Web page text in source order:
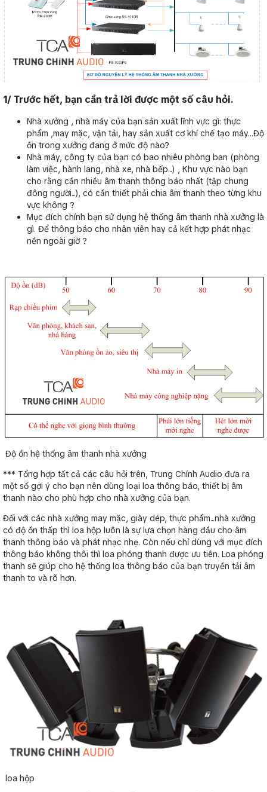
1/ Trước hết, bạn cần trả lời được một số câu hỏi.
Nhà xưởng , nhà máy của bạn sản xuất lĩnh vực gì: thực
phẩm ,may mặc, vận tải, hay sản xuất cơ khí chế tạo máy…Độ
ồn trong xưởng đang ở mức độ nào?
Nhà máy, công ty của bạn có bao nhiêu phòng ban (phòng
làm việc, hành lang, nhà xe, nhà bếp...) , Khu vực nào bạn
cho rằng cần nhiều âm thanh thông báo nhất (tập chung
đông người...), có cần thiết phải chia âm thanh theo từng khu
vực không ?
Mục đích chính bạn sử dụng hệ thống âm thanh nhà xưởng là
gì. Để thông báo cho nhân viên hay cả kết hợp phát nhạc
nền ngoài giờ ?
Độ ồn hệ thống âm thanh nhà xưởng
*** Tổng hợp tất cả các câu hỏi trên, Trung Chính Audio đưa ra
một số gợi ý cho bạn nên dùng loại loa thông báo, thiết bị âm
thanh nào cho phù hợp cho nhà xưởng của bạn.
Đối với các nhà xưởng may mặc, giày dép, thực phẩm...nhà xưởng
có độ ồn thấp thì loa hộp luôn là sự lựa chọn hàng đầu cho âm
thanh thông báo và phát nhạc nhẹ. Còn nếu chỉ dùng với mục đích
thông báo không thôi thì loa phóng thanh được ưu tiên. Loa phóng
thanh sẽ giúp cho hệ thống loa thông báo của bạn truyền tải âm
thanh to và rõ hơn.
loa hộp